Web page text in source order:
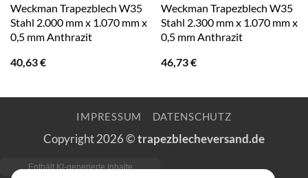
Weckman Trapezblech W35
Stahl 2.000 mm x 1.070 mm x
0,5 mm Anthrazit
40,63€
Weckman Trapezblech W35
Stahl 2.300 mm x 1.070 mm x
0,5 mm Anthrazit
46,73€
IMPRESSUM DATENSCHUTZ
Copyright 2026 ©trapezblecheversand.de